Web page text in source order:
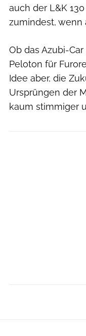
auch der L&K
zumindest, wenn
Ob das Azubi-
Peloton für
Idee aber, die
Ursprüngen der
kaum stimmiger